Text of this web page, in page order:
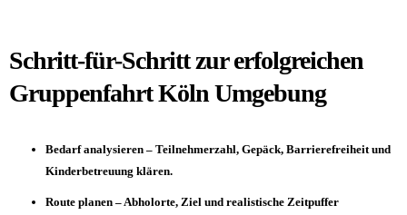
Schritt-für-Schritt zur erfolgreichen
Gruppenfahrt Köln Umgebung
Bedarf analysieren – Teilnehmerzahl, Gepäck, Barrierefreiheit und
Kinderbetreuung klären.
Route planen – Abholorte, Ziel und realistische Zeitpuffer